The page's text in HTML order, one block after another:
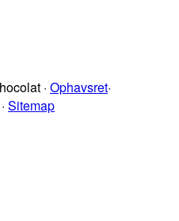
· Ophavsret·
· Sitemap